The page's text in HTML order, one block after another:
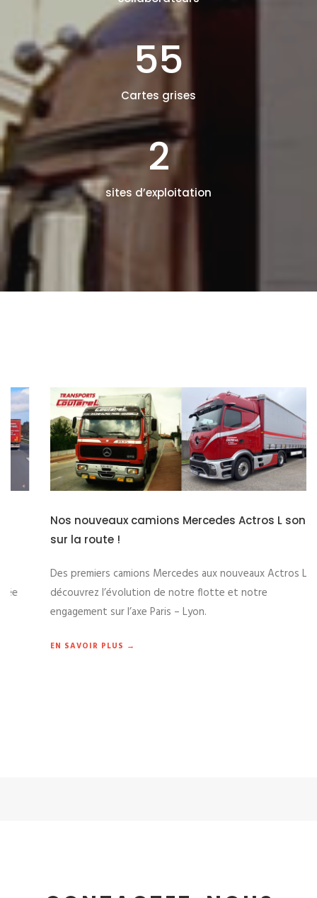
55
Cartes grises
2
sites d’exploitation
Nos nouveaux camions Mercedes Actros L sont
sur la route !
Des premiers camions Mercedes aux nouveaux Actros L,
découvrez l’évolution de notre flotte et notre
engagement sur l’axe Paris – Lyon.
EN SAVOIR PLUS →